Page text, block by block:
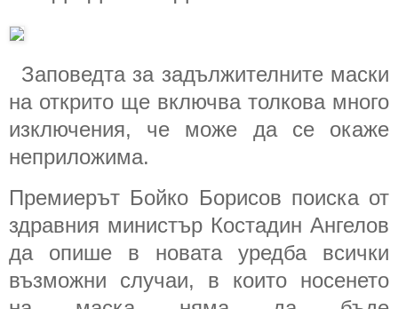
Заповедта за задължителните маски
на открито ще включва толкова много
изключения, че може да се окаже
неприложима.
Премиерът Бойко Борисов поиска от
здравния министър Костадин Ангелов
да опише в новата уредба всички
възможни случаи, в които носенето